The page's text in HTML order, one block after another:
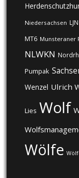
Niedersachsen LJN
MT6 Munsteraner
NLWKN
Pumpak
Wenzel Ulrich
Lies Wolf
Wölfe